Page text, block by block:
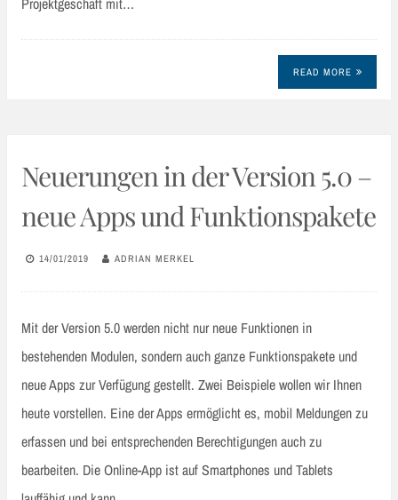
READ MORE
Neuerungen in der Version 5.0 –
neue Apps und Funktionspakete
14/01/2019 ADRIAN MERKEL
Mit der Version 5.0 werden nicht nur neue Funktionen in
bestehenden Modulen, sondern auch ganze Funktionspakete und
neue Apps zur Verfügung gestellt. Zwei Beispiele wollen wir Ihnen
heute vorstellen. Eine der Apps ermöglicht es, mobil Meldungen zu
erfassen und bei entsprechenden Berechtigungen auch zu
bearbeiten. Die Online-App ist auf Smartphones und Tablets